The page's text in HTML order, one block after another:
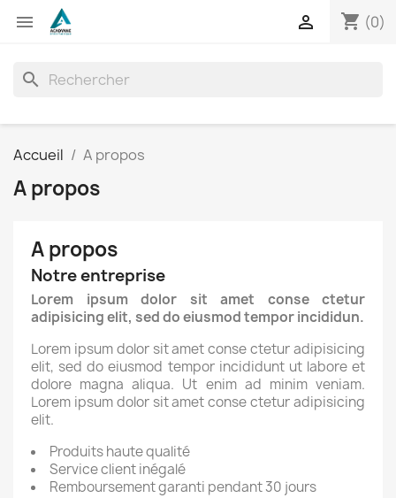
 shopping_cart (0)

search
Accueil A propos
A propos
A propos
Notre entreprise
Lorem ipsum dolor sit amet conse ctetur
adipisicing elit, sed do eiusmod tempor incididun.
Lorem ipsum dolor sit amet conse ctetur adipisicing
elit, sed do eiusmod tempor incididunt ut labore et
dolore magna aliqua. Ut enim ad minim veniam.
Lorem ipsum dolor sit amet conse ctetur adipisicing
elit.
Produits haute qualité
Service client inégalé
Remboursement garanti pendant 30 jours